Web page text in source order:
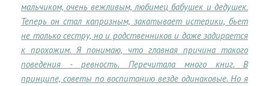
мальчиком, очень вежливым, любимец бабушек и дедушек.
Теперь он стал капризным, закатывает истерики, бьет
не только сестру, но и родственников и даже задирается
к прохожим. Я понимаю, что главная причина такого
поведения - ревность. Перечитала много книг. В
принципе, советы по воспитанию везде одинаковые. Но я